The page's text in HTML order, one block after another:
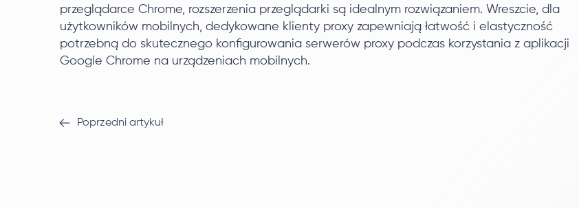
przeglądarce Chrome, rozszerzenia przeglądarki są idealnym rozwiązaniem. Wreszcie, dla
użytkowników mobilnych, dedykowane klienty proxy zapewniają łatwość i elastyczność
potrzebną do skutecznego konfigurowania serwerów proxy podczas korzystania z aplikacji
Google Chrome na urządzeniach mobilnych.
Poprzedni artykuł